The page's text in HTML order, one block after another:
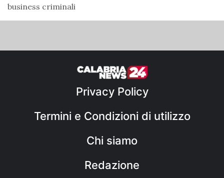
business criminali
Privacy Policy
Termini e Condizioni di utilizzo
Chi siamo
Redazione